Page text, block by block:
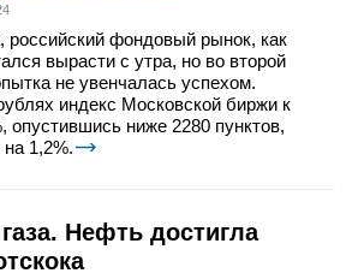
российский фондовый рынок, как
вырасти с утра, но во второй
не увенчалась успехом.
индекс Московской биржи к
опустившись ниже 2280 пунктов,
1,2%.
Нефть достигла